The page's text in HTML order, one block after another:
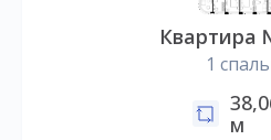
Квартира
1
м